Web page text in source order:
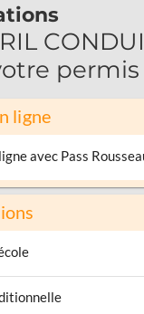
ligne
avec Pass